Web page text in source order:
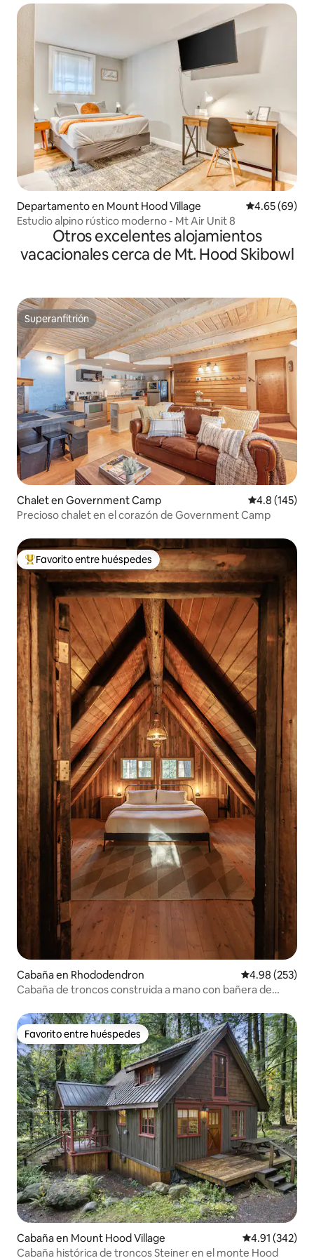
Departamento en Mount Hood Village Calificación
4.65 (69)
Estudio alpino rústico moderno - Mt Air Unit 8
Otros excelentes alojamientos
vacacionales cerca de Mt. Hood Skibowl
Superanfitrión
Superanfitrión
Chalet en Government Camp Calificación
4.8 (145)
Precioso chalet en el corazón de Government Camp
De los mejores en Favorito entre huéspedes
Favorito entre huéspedes
Cabaña en Rhododendron Calificación
4.98 (253)
Cabaña de troncos construida a mano con bañera de
Favorito entre huéspedes
Favorito entre huéspedes
Cabaña en Mount Hood Village Calificación
4.91 (342)
Cabaña histórica de troncos Steiner en el monte Hood